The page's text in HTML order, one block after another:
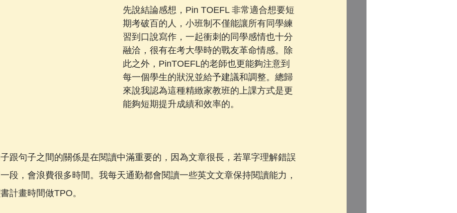
先說結論感想，Pin TOEFL 非常適合想要短
期考破百的人，小班制不僅能讓所有同學練
習到口說寫作，一起衝刺的同學感情也十分
融洽，很有在考大學時的戰友革命情感。除
此之外，PinTOEFL的老師也更能夠注意到
每一個學生的狀況並給予建議和調整。總歸
來說我認為這種精緻家教班的上課方式是更
能夠短期提升成績和效率的。
跟句子之間的關係是在閱讀中滿重要的，因為文章很長，若單字理解錯誤
段，會浪費很多時間。我每天通勤都會閱讀一些英文文章保持閱讀能力，
計畫時間做TPO。